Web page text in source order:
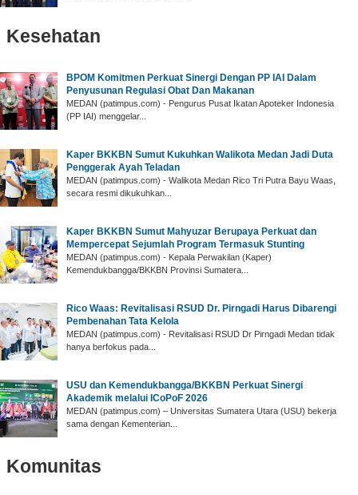
Kesehatan
BPOM Komitmen Perkuat Sinergi Dengan PP IAI Dalam
Penyusunan Regulasi Obat Dan Makanan
MEDAN (patimpus.com) - Pengurus Pusat Ikatan Apoteker Indonesia
(PP IAI) menggelar...
Kaper BKKBN Sumut Kukuhkan Walikota Medan Jadi Duta
Penggerak Ayah Teladan
MEDAN (patimpus.com) - Walikota Medan Rico Tri Putra Bayu Waas,
secara resmi dikukuhkan...
Kaper BKKBN Sumut Mahyuzar Berupaya Perkuat dan
Mempercepat Sejumlah Program Termasuk Stunting
MEDAN (patimpus.com) - Kepala Perwakilan (Kaper)
Kemendukbangga/BKKBN Provinsi Sumatera...
Rico Waas: Revitalisasi RSUD Dr. Pirngadi Harus Dibarengi
Pembenahan Tata Kelola
MEDAN (patimpus.com) - Revitalisasi RSUD Dr Pirngadi Medan tidak
hanya berfokus pada...
USU dan Kemendukbangga/BKKBN Perkuat Sinergi
Akademik melalui ICoPoF 2026
MEDAN (patimpus.com) – Universitas Sumatera Utara (USU) bekerja
sama dengan Kementerian...
Komunitas